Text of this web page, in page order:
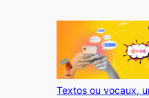
Textos ou vocaux,